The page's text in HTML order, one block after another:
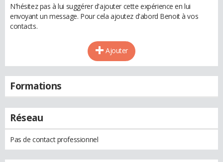
N'hésitez pas à lui suggérer d'ajouter cette expérience en lui
envoyant un message. Pour cela ajoutez d'abord Benoit à vos
contacts.
Ajouter
Formations
Réseau
Pas de contact professionnel